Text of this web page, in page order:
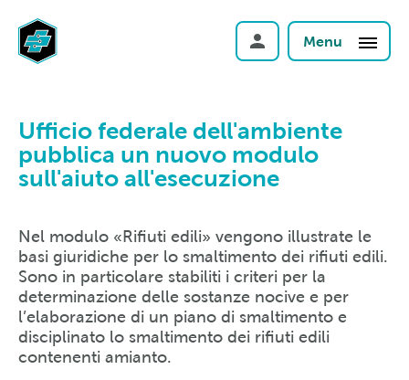
Menu
Ufficio federale dell'ambiente
pubblica un nuovo modulo
sull'aiuto all'esecuzione
Nel modulo «Rifiuti edili» vengono illustrate le
basi giuridiche per lo smaltimento dei rifiuti edili.
Sono in particolare stabiliti i criteri per la
determinazione delle sostanze nocive e per
l’elaborazione di un piano di smaltimento e
disciplinato lo smaltimento dei rifiuti edili
contenenti amianto.